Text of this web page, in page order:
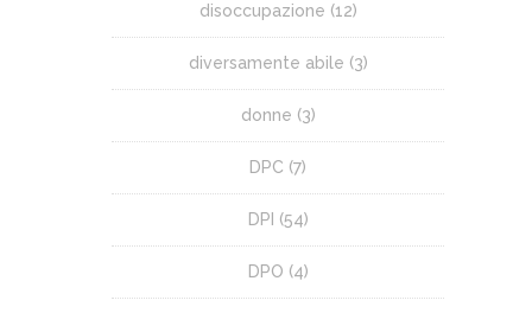
disoccupazione (12)
diversamente abile (3)
donne (3)
DPC (7)
DPI (54)
DPO (4)